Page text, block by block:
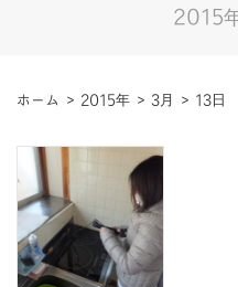
2015
ホーム > 2015年 > 3月 > 13日